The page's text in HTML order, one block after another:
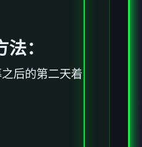
：
后的第二天着